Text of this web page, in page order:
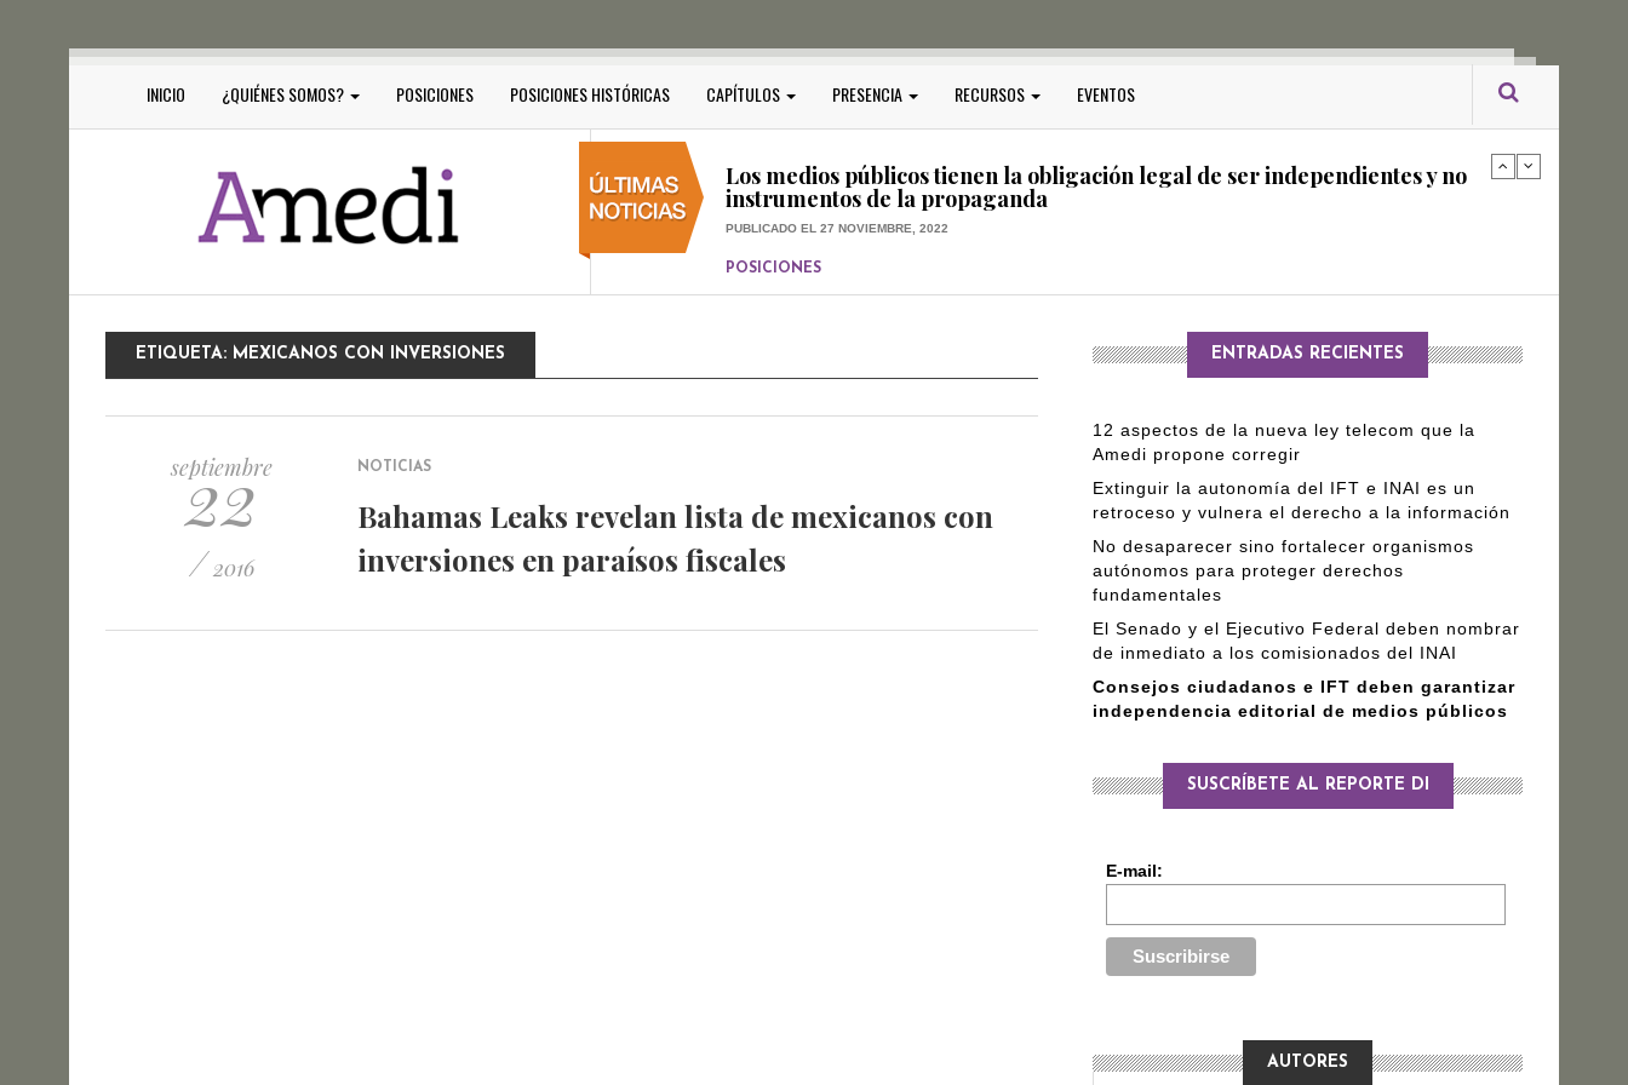
INICIO ¿QUIÉNES SOMOS? POSICIONES POSICIONES HISTÓRICAS CAPÍTULOS PRESENCIA RECURSOS EVENTOS
PUBLICADO EL 17 DICIEMBRE, 2022
Los medios públicos tienen la obligación legal de ser independientes y no
instrumentos de la propaganda
PUBLICADO EL 27 NOVIEMBRE, 2022
POSICIONES
Consejos ciudadanos e IFT deben garantizar independencia editorial de
ETIQUETA: MEXICANOS CON INVERSIONES
septiembre
22
/ 2016
NOTICIAS
Bahamas Leaks revelan lista de mexicanos con
inversiones en paraísos fiscales
ENTRADAS RECIENTES
12 aspectos de la nueva ley telecom que la
Amedi propone corregir
Extinguir la autonomía del IFT e INAI es un
retroceso y vulnera el derecho a la información
No desaparecer sino fortalecer organismos
autónomos para proteger derechos
fundamentales
El Senado y el Ejecutivo Federal deben nombrar
de inmediato a los comisionados del INAI
Consejos ciudadanos e IFT deben garantizar
independencia editorial de medios públicos
SUSCRÍBETE AL REPORTE DI
E-mail:
AUTORES